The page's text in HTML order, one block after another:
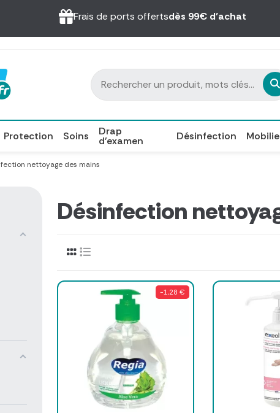
Frais de ports offertsdès 99€ d’achat
Protection Soins Drap
d'examen Désinfection
nettoyage des mains
Désinfection
-1,28 €